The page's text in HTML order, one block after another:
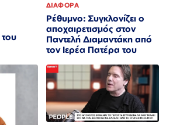
ΔΙΑΦΟΡΑ
Ρέθυμνο: Συγκλονίζει ο
αποχαιρετισμός στον
Παντελή Διαμαντάκη από
τον Ιερέα Πατέρα του